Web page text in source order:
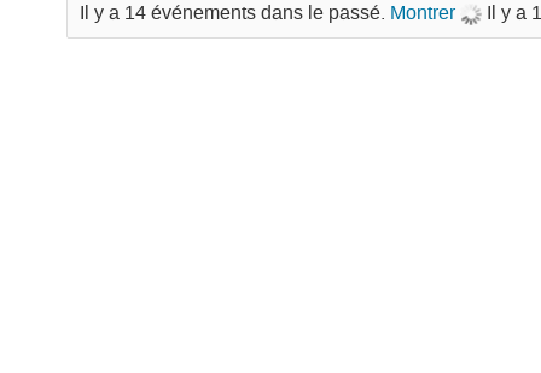
Il y a 14 événements dans le passé. Montrer Il y a